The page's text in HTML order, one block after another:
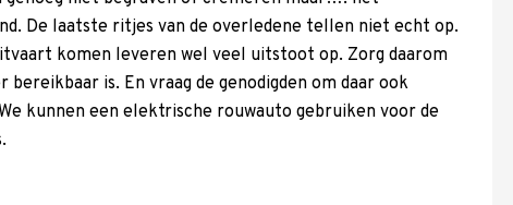
De laatste ritjes van de overledene tellen niet echt op.
komen leveren wel veel uitstoot op. Zorg daarom
is. En vraag de genodigden om daar ook
kunnen een elektrische rouwauto gebruiken voor de